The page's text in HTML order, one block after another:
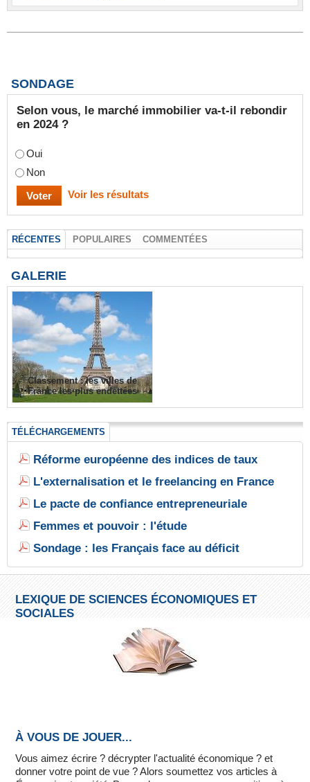
SONDAGE
Selon vous, le marché immobilier va-t-il rebondir
en 2024 ?
Oui
Non
Voir les résultats
RÉCENTES POPULAIRES COMMENTÉES
GALERIE
Classement : les villes de
France les plus endettées
TÉLÉCHARGEMENTS
Réforme européenne des indices de taux
L'externalisation et le freelancing en France
Le pacte de confiance entrepreneuriale
Femmes et pouvoir : l'étude
Sondage : les Français face au déficit
LEXIQUE DE SCIENCES ÉCONOMIQUES ET
SOCIALES
À VOUS DE JOUER...
Vous aimez écrire ? décrypter l'actualité économique ? et
donner votre point de vue ? Alors soumettez vos articles à